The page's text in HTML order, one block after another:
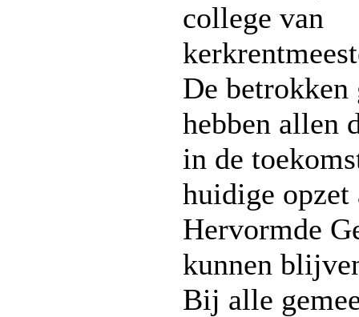
college van
De betrokken
hebben allen
in de
huidige opzet
Hervormde
kunnen
Bij alle